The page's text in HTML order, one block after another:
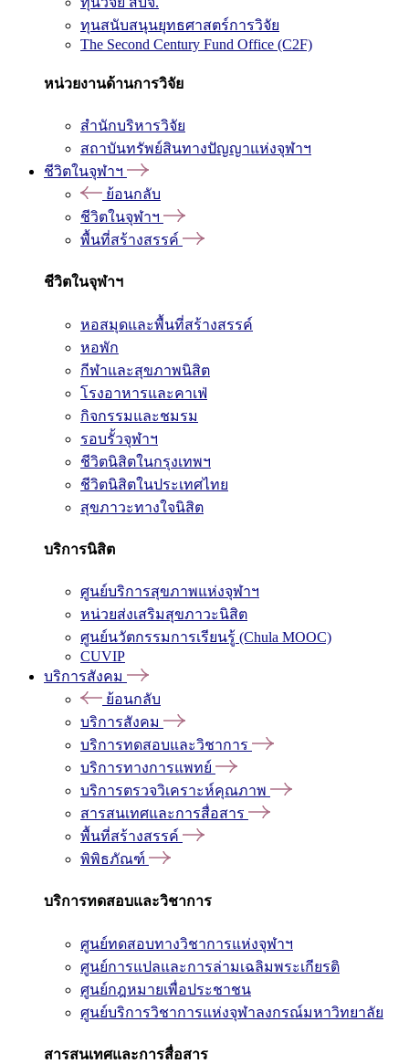
ทุนสนับสนุนยุทธศาสตร์การวิจัย
The Second Century Fund Office (C2F)
หน่วยงานด้านการวิจัย
สำนักบริหารวิจัย
สถาบันทรัพย์สินทางปัญญาแห่งจุฬาฯ
ชีวิตในจุฬาฯ
ย้อนกลับ
ชีวิตในจุฬาฯ
พื้นที่สร้างสรรค์
ชีวิตในจุฬาฯ
หอสมุดและพื้นที่สร้างสรรค์
หอพัก
กีฬาและสุขภาพนิสิต
โรงอาหารและคาเฟ่
กิจกรรมและชมรม
รอบรั้วจุฬาฯ
ชีวิตนิสิตในกรุงเทพฯ
ชีวิตนิสิตในประเทศไทย
สุขภาวะทางใจนิสิต
บริการนิสิต
ศูนย์บริการสุขภาพแห่งจุฬาฯ
หน่วยส่งเสริมสุขภาวะนิสิต
ศูนย์นวัตกรรมการเรียนรู้ (Chula MOOC)
CUVIP
บริการสังคม
ย้อนกลับ
บริการสังคม
บริการทดสอบและวิชาการ
บริการทางการแพทย์
บริการตรวจวิเคราะห์คุณภาพ
สารสนเทศและการสื่อสาร
พื้นที่สร้างสรรค์
พิพิธภัณฑ์
บริการทดสอบและวิชาการ
ศูนย์ทดสอบทางวิชาการแห่งจุฬาฯ
ศูนย์การแปลและการล่ามเฉลิมพระเกียรติ
ศูนย์กฎหมายเพื่อประชาชน
ศูนย์บริการวิชาการแห่งจุฬาลงกรณ์มหาวิทยาลัย
สารสนเทศและการสื่อสาร